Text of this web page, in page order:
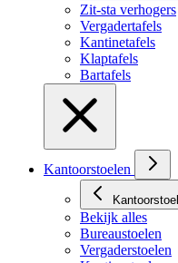
Zit-sta verhogers
Vergadertafels
Kantinetafels
Klaptafels
Bartafels
Kantoorstoelen
Bekijk alles
Bureaustoelen
Vergaderstoelen